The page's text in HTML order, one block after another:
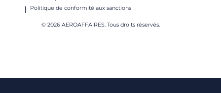
Politique de conformité aux sanctions
© 2026 AEROAFFAIRES. Tous droits réservés.